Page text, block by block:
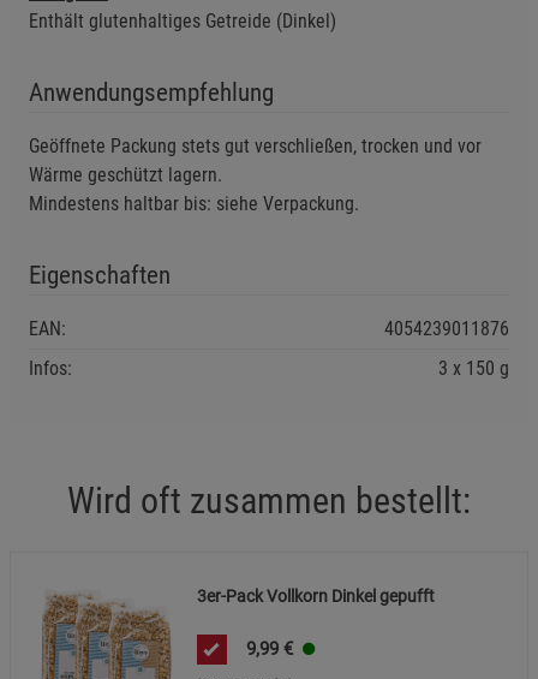
Enthält glutenhaltiges Getreide (Dinkel)
Anwendungsempfehlung
Geöffnete Packung stets gut verschließen, trocken und vor
Wärme geschützt lagern.
Mindestens haltbar bis: siehe Verpackung.
Eigenschaften
EAN:
4054239011876
Infos:
3 x 150 g
Wird oft zusammen bestellt:
3er-Pack Vollkorn Dinkel gepufft
9,99 €
Beschreibung Notwendige Cookies
Cookie-Informationenanzeigen
Funktionale Cookies (1)
Cookie-Informationen anzeigen
Beschreibung Marketing Cookies
Cookie-Informationen